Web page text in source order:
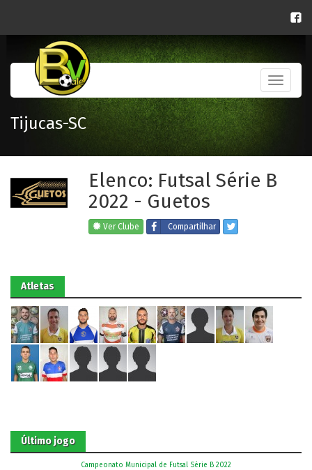
Toggle
Tijucas-SC
Elenco: Futsal Série B
2022 - Guetos
Ver Clube Compartilhar
Atletas
Último jogo
Campeonato Municipal de Futsal Série B 2022